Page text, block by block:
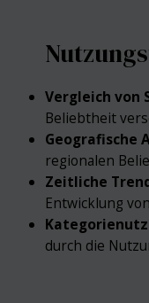
Vergleich von
Beliebtheit
Geografische
regionalen
Zeitliche
Entwicklung
durch die